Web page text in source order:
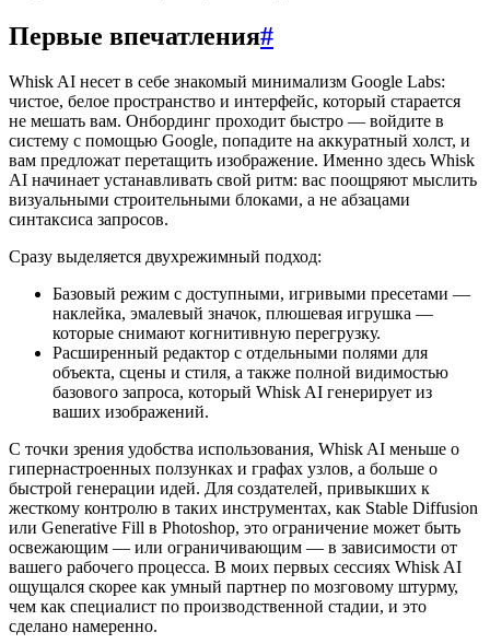
Первые впечатления#
Whisk AI несет в себе знакомый минимализм Google Labs:
чистое, белое пространство и интерфейс, который старается
не мешать вам. Онбординг проходит быстро — войдите в
систему с помощью Google, попадите на аккуратный холст, и
вам предложат перетащить изображение. Именно здесь Whisk
AI начинает устанавливать свой ритм: вас поощряют мыслить
визуальными строительными блоками, а не абзацами
синтаксиса запросов.
Сразу выделяется двухрежимный подход:
Базовый режим с доступными, игривыми пресетами —
наклейка, эмалевый значок, плюшевая игрушка —
которые снимают когнитивную перегрузку.
Расширенный редактор с отдельными полями для
объекта, сцены и стиля, а также полной видимостью
базового запроса, который Whisk AI генерирует из
ваших изображений.
С точки зрения удобства использования, Whisk AI меньше о
гипернастроенных ползунках и графах узлов, а больше о
быстрой генерации идей. Для создателей, привыкших к
жесткому контролю в таких инструментах, как Stable Diffusion
или Generative Fill в Photoshop, это ограничение может быть
освежающим — или ограничивающим — в зависимости от
вашего рабочего процесса. В моих первых сессиях Whisk AI
ощущался скорее как умный партнер по мозговому штурму,
чем как специалист по производственной стадии, и это
сделано намеренно.